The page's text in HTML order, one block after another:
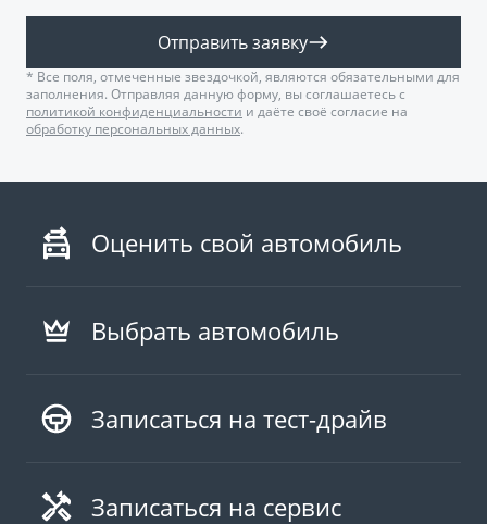
Отправить заявку
* Все поля, отмеченные звездочкой, являются обязательными для
заполнения. Отправляя данную форму, вы соглашаетесь с
политикой конфиденциальности и даёте своё согласие на
обработку персональных данных.
Оценить свой автомобиль
Выбрать автомобиль
Записаться на тест-драйв
Записаться на сервис